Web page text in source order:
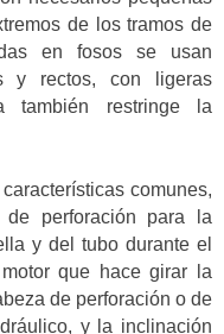
de los tramos de
en fosos se usan
y rectos, con ligeras
también restringe la
comunes,
perforación para la
y del tubo durante el
que hace girar la
de perforación o de
y la inclinación